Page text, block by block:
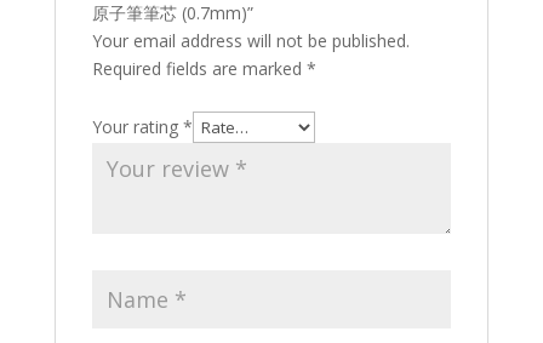
原子筆筆芯 (0.7mm)”
Your email address will not be published.
Required fields are marked *
Your rating *